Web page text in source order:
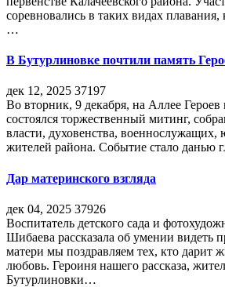
соревновались в таких видах
…
В Бутурлиновке почтили память
дек 12, 2025 37197
Во вторник, 9 декабря, на Аллее Героев
состоялся торжественный митинг,
власти, духовенства, военнослужащих,
жителей района. Событие стало данью
Дар материнского взгляда
дек 04, 2025 37926
Воспитатель детского сада и
Шибаева рассказала об умении видеть
матери мы поздравляем тех, кто дарит
любовь. Героиня нашего рассказа,
Бутурлиновки…